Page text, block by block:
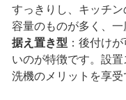
すっきりし、キッチ
容量のものが多く、一
据え置き型 ：後付け
いのが特徴です。設
洗機のメリットを享受